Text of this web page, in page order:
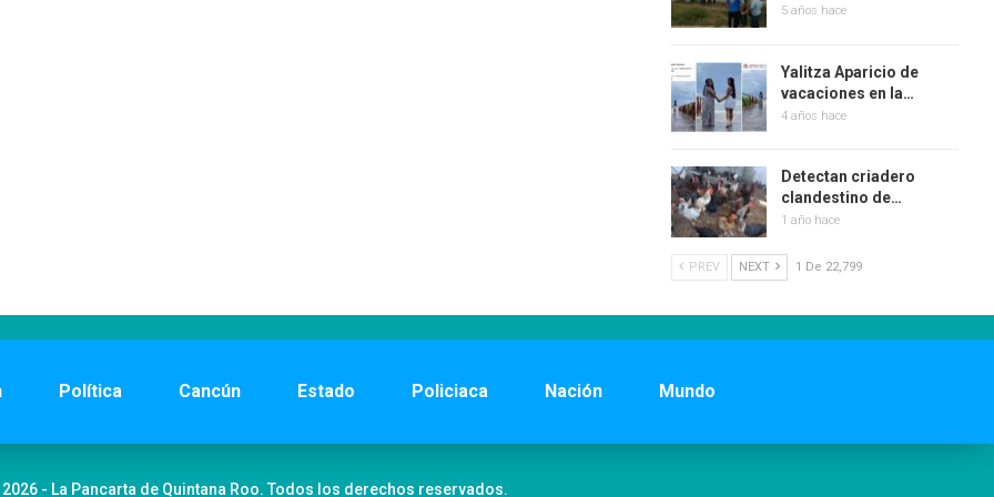
5 años hace
Yalitza Aparicio de
vacaciones en la…
4 años hace
Detectan criadero
clandestino de…
1 año hace
PREV NEXT 1 De 22,799
Política Cancún Estado Policiaca Nación Mundo
- La Pancarta de Quintana Roo. Todos los derechos reservados.